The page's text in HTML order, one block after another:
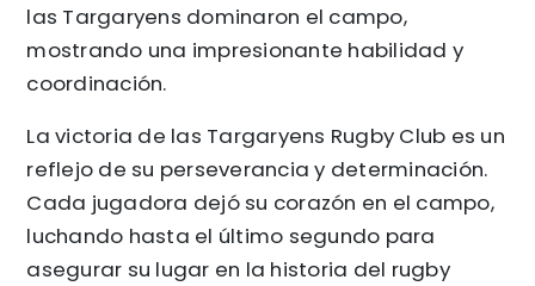
las Targaryens dominaron el campo,
mostrando una impresionante habilidad y
coordinación.
La victoria de las Targaryens Rugby Club es un
reflejo de su perseverancia y determinación.
Cada jugadora dejó su corazón en el campo,
luchando hasta el último segundo para
asegurar su lugar en la historia del rugby